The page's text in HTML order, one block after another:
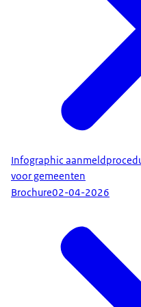
Infographic
voor gemeenten
Brochure02-04-2026